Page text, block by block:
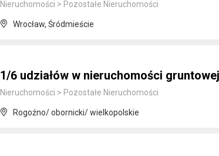
Nieruchomości > Pozostałe Nieruchomości
Wrocław, Śródmieście
1/6 udziałów w nieruchomości
Nieruchomości > Pozostałe Nieruchomości
Rogoźno/ obornicki/ wielkopolskie